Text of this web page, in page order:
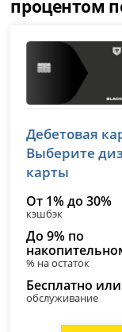
процентом
лицензия № 2673
Дебетовая
Выберите
карты
От 1% до 30%
кэшбэк
До 9% по
% на остаток
Бесплатно
обслуживание